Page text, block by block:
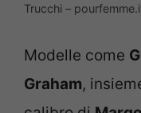
Trucchi –
Modelle come
Graham,